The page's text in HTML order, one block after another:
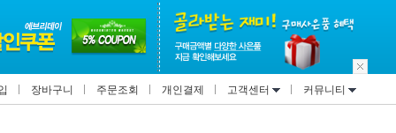
장바구니 주문조회 개인결제 고객센터 커뮤니티